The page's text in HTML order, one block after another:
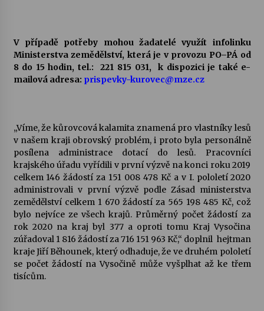
V případě potřeby mohou žadatelé využít infolinku
Ministerstva zemědělství, která je v provozu PO–PÁ od
8 do 15 hodin, tel.: 221 815 031, k dispozici je také e-
mailová adresa: prispevky-kurovec@mze.cz
„Víme, že kůrovcová kalamita znamená pro vlastníky lesů
v našem kraji obrovský problém, i proto byla personálně
posílena administrace dotací do lesů. Pracovníci
krajského úřadu vyřídili v první výzvě na konci roku 2019
celkem 146 žádostí za 151 008 478 Kč a v I. pololetí 2020
administrovali v první výzvě podle Zásad ministerstva
zemědělství celkem 1 670 žádostí za 565 198 485 Kč, což
bylo nejvíce ze všech krajů. Průměrný počet žádostí za
rok 2020 na kraj byl 377 a oproti tomu Kraj Vysočina
zúřadoval 1 816 žádostí za 716 151 963 Kč,“ doplnil hejtman
kraje Jiří Běhounek, který odhaduje, že ve druhém pololetí
se počet žádostí na Vysočině může vyšplhat až ke třem
tisícům.